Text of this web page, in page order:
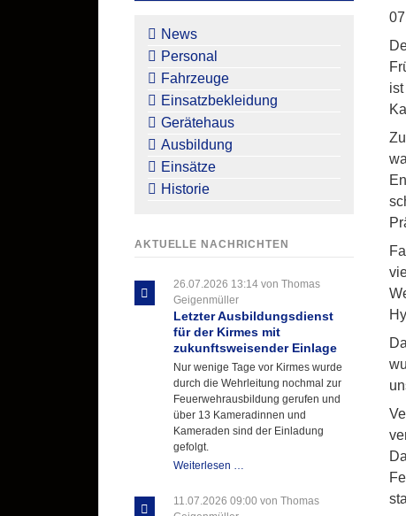
überspringen
News
Personal
Fahrzeuge
Einsatzbekleidung
Gerätehaus
Ausbildung
Einsätze
Historie
AKTUELLE NACHRICHTEN
26.07.2026 13:14 von Thomas
Geigenmüller
Letzter Ausbildungsdienst
für der Kirmes mit
zukunftsweisender Einlage
Nur wenige Tage vor Kirmes wurde
durch die Wehrleitung nochmal zur
Feuerwehrausbildung gerufen und
über 13 Kameradinnen und
Kameraden sind der Einladung
gefolgt.
Weiterlesen …
für
11.07.2026 09:00 von Thomas